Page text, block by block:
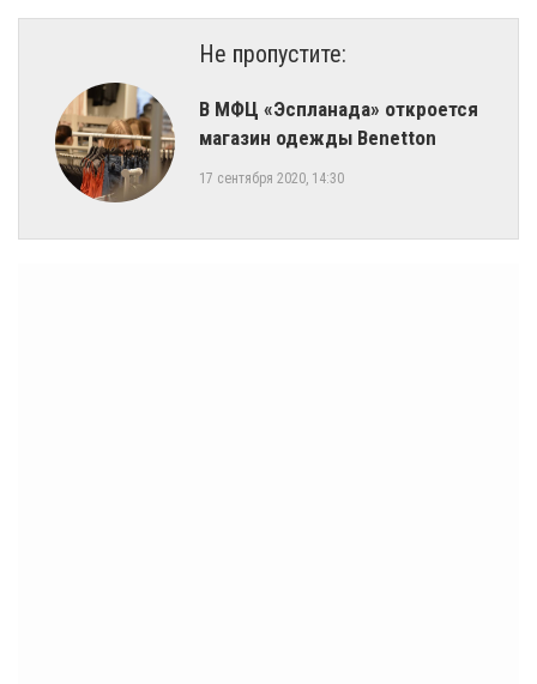
Не пропустите:
​В МФЦ «Эспланада» откроется
магазин одежды Benetton
17 сентября 2020, 14:30